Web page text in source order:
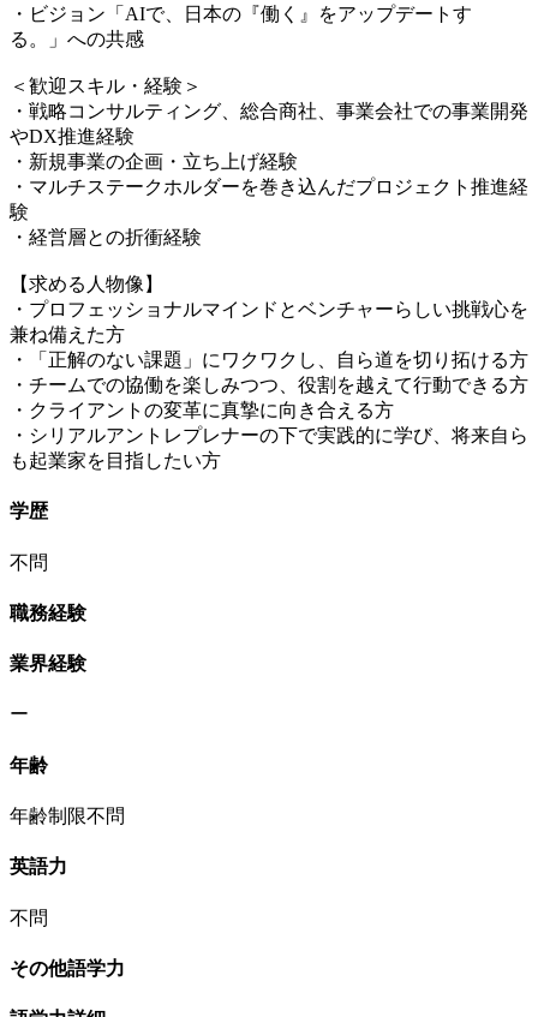
・ビジョン「AIで、日本の『働く』をアップデートす
る。」への共感
＜歓迎スキル・経験＞
・戦略コンサルティング、総合商社、事業会社での事業開発
やDX推進経験
・新規事業の企画・立ち上げ経験
・マルチステークホルダーを巻き込んだプロジェクト推進経
験
・経営層との折衝経験
【求める人物像】
・プロフェッショナルマインドとベンチャーらしい挑戦心を
兼ね備えた方
・「正解のない課題」にワクワクし、自ら道を切り拓ける方
・チームでの協働を楽しみつつ、役割を越えて行動できる方
・クライアントの変革に真摯に向き合える方
・シリアルアントレプレナーの下で実践的に学び、将来自ら
も起業家を目指したい方
学歴
不問
職務経験
業界経験
ー
年齢
年齢制限不問
英語力
不問
その他語学力